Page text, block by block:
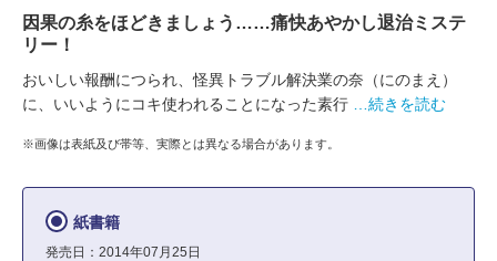
因果の糸をほどきましょう……痛快あやかし退治ミステ
リー！
おいしい報酬につられ、怪異トラブル解決業の奈（にのまえ）
に、いいようにコキ使われることになった素行
…続きを読む
※画像は表紙及び帯等、実際とは異なる場合があります。
紙書籍
発売日：2014年07月25日